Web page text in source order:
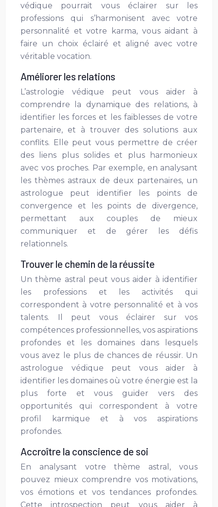
védique pourrait vous éclairer sur les
professions qui s’harmonisent avec votre
personnalité et votre karma, vous aidant à
faire un choix éclairé et aligné avec votre
véritable vocation.
Améliorer les relations
L’astrologie védique peut vous aider à
comprendre la dynamique des relations, à
identifier les forces et les faiblesses de votre
partenaire, et à trouver des solutions aux
conflits. Elle peut vous permettre de créer
des liens plus solides et plus harmonieux
avec vos proches. Par exemple, en analysant
les thèmes astraux de deux partenaires, un
astrologue peut identifier les points de
convergence et les points de divergence,
permettant aux couples de mieux
communiquer et de gérer les défis
relationnels.
Trouver le chemin de la réussite
Un thème astral peut vous aider à identifier
les professions et les activités qui
correspondent à votre personnalité et à vos
talents. Il peut vous éclairer sur vos
compétences professionnelles, vos aspirations
profondes et les domaines dans lesquels
vous avez le plus de chances de réussir. Un
astrologue védique peut vous aider à
identifier les domaines où votre énergie est la
plus forte et vous guider vers des
opportunités qui correspondent à votre
profil karmique et à vos aspirations
profondes.
Accroître la conscience de soi
En analysant votre thème astral, vous
pouvez mieux comprendre vos motivations,
vos émotions et vos tendances profondes.
Cette introspection peut vous aider à